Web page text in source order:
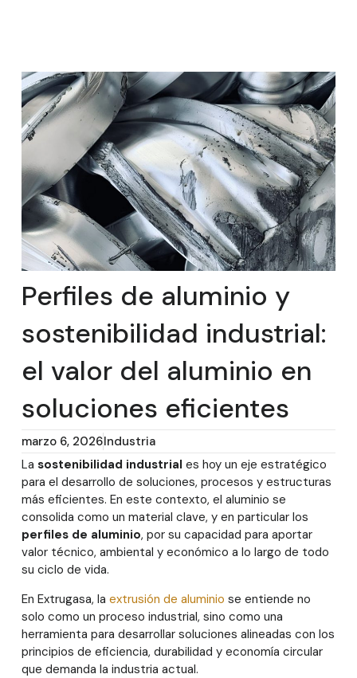
Perfiles de aluminio y
sostenibilidad industrial:
el valor del aluminio en
soluciones eficientes
marzo 6, 2026Industria
La sostenibilidad industrial es hoy un eje estratégico
para el desarrollo de soluciones, procesos y estructuras
más eficientes. En este contexto, el aluminio se
consolida como un material clave, y en particular los
perfiles de aluminio, por su capacidad para aportar
valor técnico, ambiental y económico a lo largo de todo
su ciclo de vida.
En Extrugasa, la extrusión de aluminio se entiende no
solo como un proceso industrial, sino como una
herramienta para desarrollar soluciones alineadas con los
principios de eficiencia, durabilidad y economía circular
que demanda la industria actual.